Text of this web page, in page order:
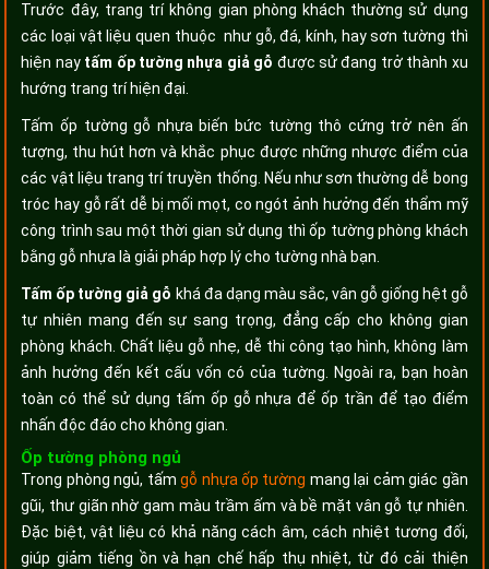
Trước đây, trang trí không gian phòng khách thường sử dụng
các loại vật liệu quen thuộc như gỗ, đá, kính, hay sơn tường thì
hiện nay tấm ốp tường nhựa giả gỗ được sử đang trở thành xu
hướng trang trí hiện đại.
Tấm ốp tường gỗ nhựa biến bức tường thô cứng trở nên ấn
tượng, thu hút hơn và khắc phục được những nhược điểm của
các vật liệu trang trí truyền thống. Nếu như sơn thường dễ bong
tróc hay gỗ rất dễ bị mối mọt, co ngót ảnh hưởng đến thẩm mỹ
công trình sau một thời gian sử dụng thì ốp tường phòng khách
bằng gỗ nhựa là giải pháp hợp lý cho tường nhà bạn.
Tấm ốp tường giả gỗ khá đa dạng màu sắc, vân gỗ giống hệt gỗ
tự nhiên mang đến sự sang trọng, đẳng cấp cho không gian
phòng khách. Chất liệu gỗ nhẹ, dễ thi công tạo hình, không làm
ảnh hưởng đến kết cấu vốn có của tường. Ngoài ra, bạn hoàn
toàn có thể sử dụng tấm ốp gỗ nhựa để ốp trần để tạo điểm
nhấn độc đáo cho không gian.
Ốp tường phòng ngủ
Trong phòng ngủ, tấmgỗ nhựa ốp tường mang lại cảm giác gần
gũi, thư giãn nhờ gam màu trầm ấm và bề mặt vân gỗ tự nhiên.
Đặc biệt, vật liệu có khả năng cách âm, cách nhiệt tương đối,
giúp giảm tiếng ồn và hạn chế hấp thụ nhiệt, từ đó cải thiện